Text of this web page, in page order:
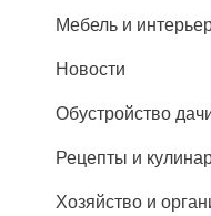
Мебель и
Новости
Обустройство
Рецепты и
Хозяйство и